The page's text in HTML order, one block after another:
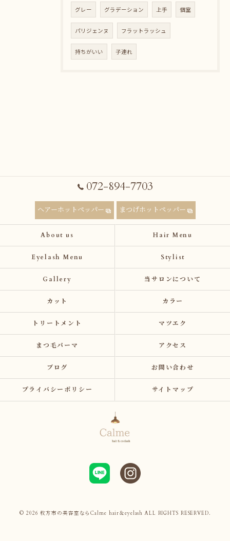
グレー グラデーション 上手 個室
パリジェンヌ フラットラッシュ
持ちがいい 子連れ
072-894-7703
ヘアーホットペッパー まつげホットペッパー
About us Hair Menu
Eyelash Menu Stylist
Gallery 当サロンについて
カット カラー
トリートメント マツエク
まつ毛パーマ アクセス
ブログ お問い合わせ
プライバシーポリシー サイトマップ
© 2026 枚方市の美容室ならCalme hair＆eyelash ALL RIGHTS RESERVED.